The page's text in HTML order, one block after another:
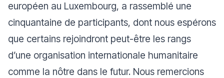
européen au Luxembourg, a rassemblé une
cinquantaine de participants, dont nous espérons
que certains rejoindront peut-être les rangs
d’une organisation internationale humanitaire
comme la nôtre dans le futur. Nous remercions